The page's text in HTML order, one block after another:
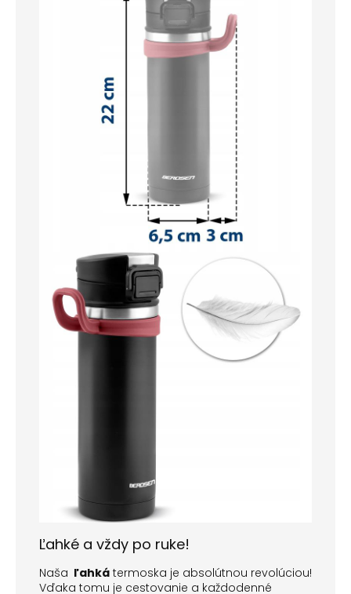
Ľahké a vždy po ruke!
Naša ľahká termoska je absolútnou revolúciou!
Vďaka tomu je cestovanie a každodenné